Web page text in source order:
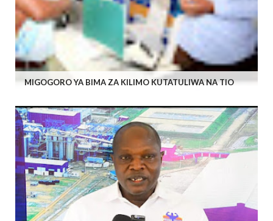
MIGOGORO YA BIMA ZA KILIMO KUTATULIWA NA TIO